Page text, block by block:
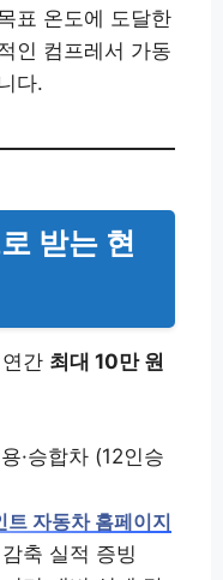
표 온도에 도달한
인 컴프레서 가동
다.
받는 현
간 최대 10만 원
·승합차 (12인승
트 자동차 홈페이지
축 실적 증빙